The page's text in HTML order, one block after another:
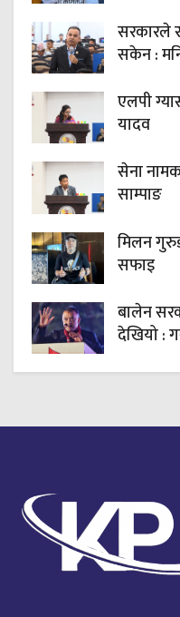
सरकारले
सकेन :
एलपी
यादव
सेना
साम्पाङ
मिलन
सफाइ
बालेन
देखियो :